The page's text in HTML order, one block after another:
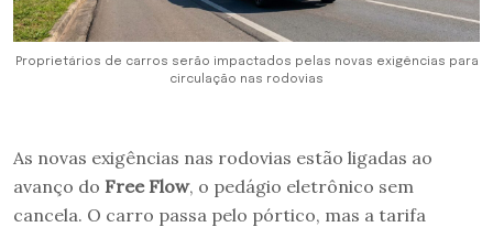
Proprietários de carros serão impactados pelas novas exigências para
circulação nas rodovias
As novas exigências nas rodovias estão ligadas ao
avanço do Free Flow, o pedágio eletrônico sem
cancela. O carro passa pelo pórtico, mas a tarifa